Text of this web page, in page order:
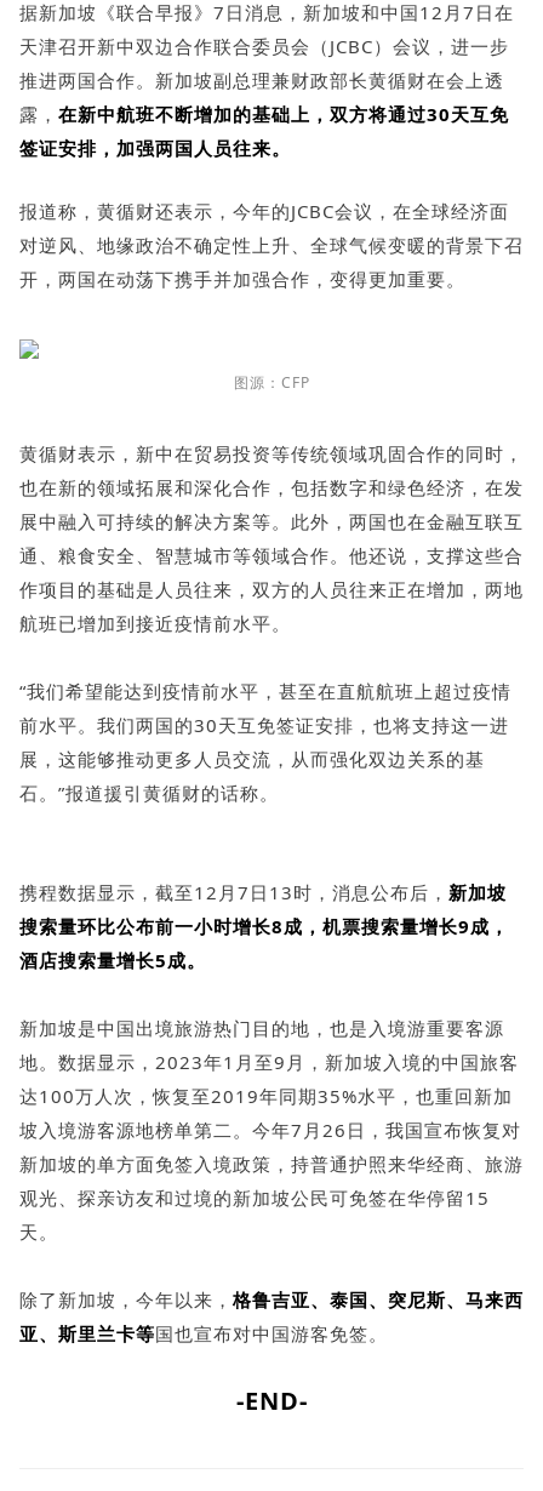
据新加坡《联合早报》7日消息，新加坡和中国12月7日在
天津召开新中双边合作联合委员会（JCBC）会议，进一步
推进两国合作。新加坡副总理兼财政部长黄循财在会上透
露， 在新中航班不断增加的基础上，双方将通过30天互免
签证安排，加强两国人员往来。
报道称，黄循财还表示，今年的JCBC会议，在全球经济面
对逆风、地缘政治不确定性上升、全球气候变暖的背景下召
开，两国在动荡下携手并加强合作，变得更加重要。
图源：CFP
黄循财表示，新中在贸易投资等传统领域巩固合作的同时，
也在新的领域拓展和深化合作，包括数字和绿色经济，在发
展中融入可持续的解决方案等。此外，两国也在金融互联互
通、粮食安全、智慧城市等领域合作。他还说，支撑这些合
作项目的基础是人员往来，双方的人员往来正在增加，两地
航班已增加到接近疫情前水平。
“我们希望能达到疫情前水平，甚至在直航航班上超过疫情
前水平。我们两国的30天互免签证安排，也将支持这一进
展，这能够推动更多人员交流，从而强化双边关系的基
石。”报道援引黄循财的话称。
携程数据显示，截至12月7日13时，消息公布后， 新加坡
搜索量环比公布前一小时增长8成，机票搜索量增长9成，
酒店搜索量增长5成。
新加坡是中国出境旅游热门目的地，也是入境游重要客源
地。数据显示，2023年1月至9月，新加坡入境的中国旅客
达100万人次，恢复至2019年同期35%水平，也重回新加
坡入境游客源地榜单第二。今年7月26日，我国宣布恢复对
新加坡的单方面免签入境政策，持普通护照来华经商、旅游
观光、探亲访友和过境的新加坡公民可免签在华停留15
天。
除了新加坡，今年以来， 格鲁吉亚、泰国、突尼斯、马来西
亚、斯里兰卡等国也宣布对中国游客免签。
-END-